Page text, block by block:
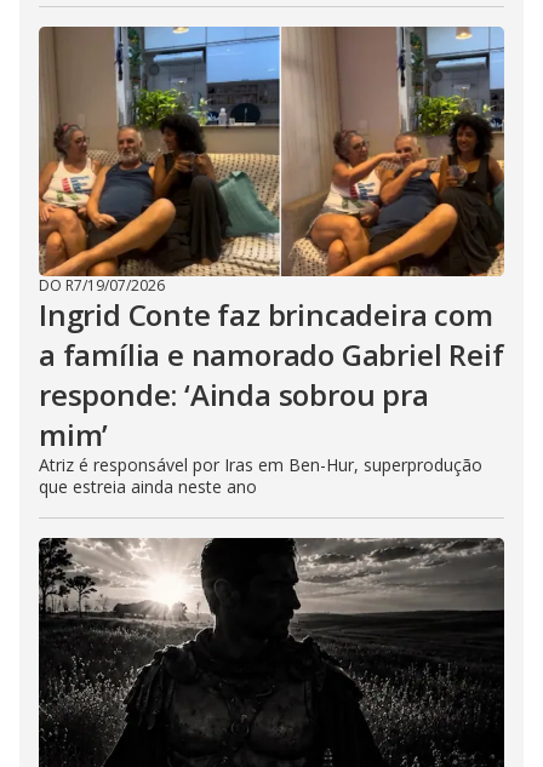
DO R7/19/07/2026
Ingrid Conte faz brincadeira com
a família e namorado Gabriel Reif
responde: ‘Ainda sobrou pra
mim’
Atriz é responsável por Iras em Ben-Hur, superprodução
que estreia ainda neste ano